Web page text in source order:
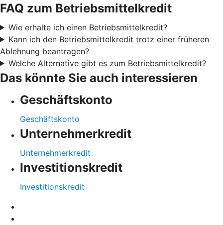
FAQ zum Betriebsmittelkredit
Wie erhalte ich einen Betriebsmittelkredit?
Kann ich den Betriebsmittelkredit trotz einer früheren
Ablehnung beantragen?
Welche Alternative gibt es zum Betriebsmittelkredit?
Das könnte Sie auch interessieren
Geschäftskonto
Geschäftskonto
Unternehmerkredit
Unternehmerkredit
Investitionskredit
Investitionskredit